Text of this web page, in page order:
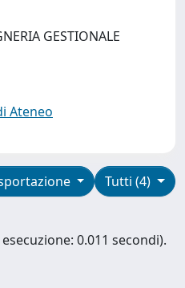
GESTIONALE
Ateneo
Tutti (4)
0.011 secondi).